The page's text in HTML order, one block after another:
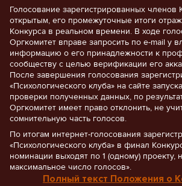
Голосование зарегистрированных членов
открытым, его промежуточные итоги
Конкурса в реальном времени. В ходе
Оргкомитет вправе запросить по e-mail у
информацию о его принадлежности к
сообществу с целью верификации его
После завершения голосования
«Психологического клуба» на сайте
проверки полученных данных, по
Оргкомитет имеет право отклонить, не
сомнительную часть голосов.
По итогам интернет-голосования
«Психологического клуба» в финал
номинации выходят по 1 (одному) проекту,
максимальное число голосов».
Полный текст Положения о